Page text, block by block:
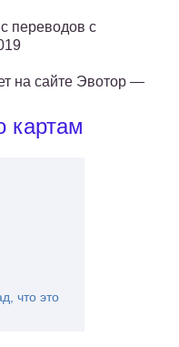
переводов с
на сайте Эвотор —
картам
что это